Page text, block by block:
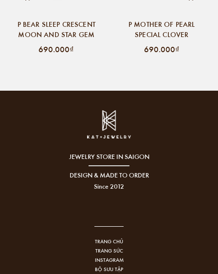
P BEAR SLEEP CRESCENT
MOON AND STAR GEM
690.000₫
P MOTHER OF PEARL
SPECIAL CLOVER
690.000₫
JEWELRY STORE IN SAIGON
DESIGN & MADE TO ORDER
Since 2012
TRANG CHỦ
TRANG SỨC
INSTAGRAM
BỘ SƯU TẬP